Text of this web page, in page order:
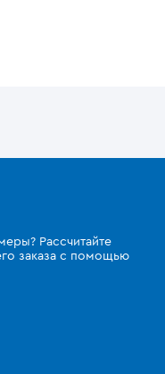
Рассчитайте
заказа с помощью